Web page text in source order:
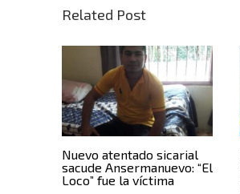
Related Post
Nuevo atentado sicarial
sacude Ansermanuevo: “El
Loco” fue la víctima